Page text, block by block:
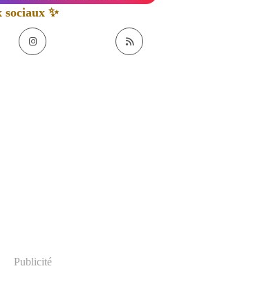
sociaux ✨
Publicité